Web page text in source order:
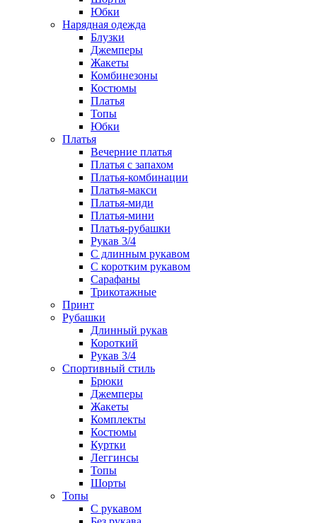
Юбки
Нарядная одежда
Блузки
Джемперы
Жакеты
Комбинезоны
Костюмы
Платья
Топы
Юбки
Платья
Вечерние платья
Платья с запахом
Платья-комбинации
Платья-макси
Платья-миди
Платья-мини
Платья-рубашки
Рукав 3/4
С длинным рукавом
С коротким рукавом
Сарафаны
Трикотажные
Принт
Рубашки
Длинный рукав
Короткий
Рукав 3/4
Спортивный стиль
Брюки
Джемперы
Жакеты
Комплекты
Костюмы
Куртки
Леггинсы
Топы
Шорты
Топы
C рукавом